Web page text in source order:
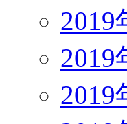
2019
2019
2019